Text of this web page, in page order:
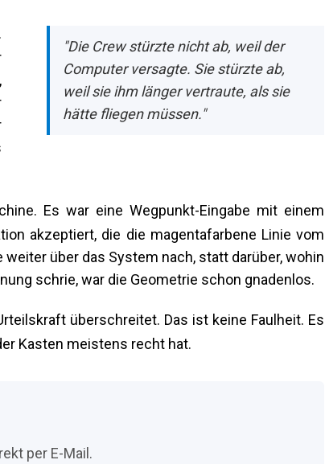
"Die Crew stürzte nicht ab, weil der
Computer versagte. Sie stürzte ab,
weil sie ihm länger vertraute, als sie
hätte fliegen müssen."
Es war eine Wegpunkt-Eingabe mit einem
akzeptiert, die die magentafarbene Linie vom
über das System nach, statt darüber, wohin
schrie, war die Geometrie schon gnadenlos.
überschreitet. Das ist keine Faulheit. Es
Kasten meistens recht hat.
per E-Mail.